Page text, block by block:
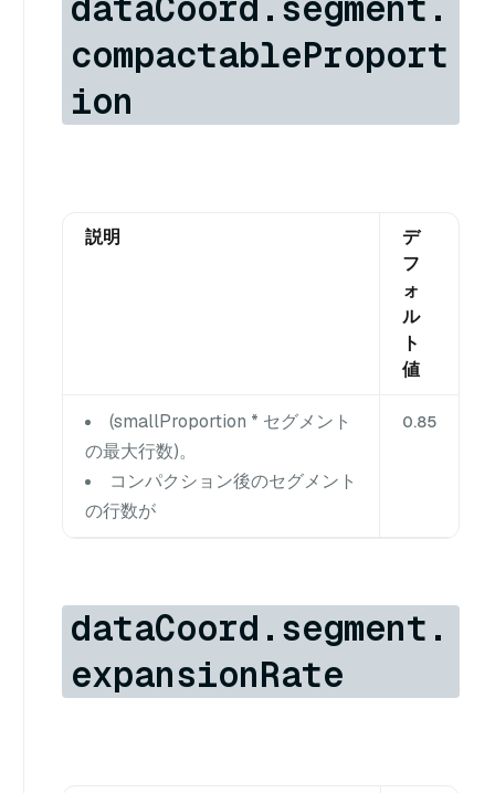
compactableProport
ion
説明
デ
フ
ォ
ル
ト
値
(smallProportion * セグメント
の最大行数)。
コンパクション後のセグメント
の行数が
0.85
dataCoord.segment.
expansionRate